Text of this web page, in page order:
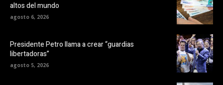
altos del mundo
agosto 6, 2026
Presidente Petro llama a crear “guardias
libertadoras”
agosto 5, 2026